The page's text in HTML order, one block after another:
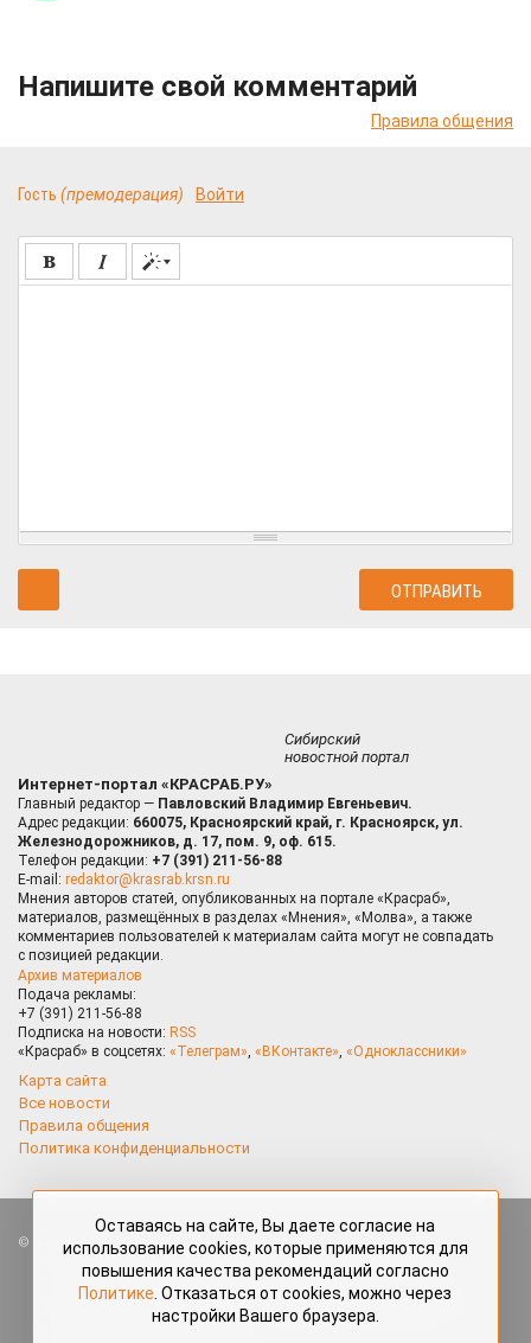
Напишите свой комментарий
Правила общения
Гость (премодерация) Войти
Сибирский
новостной портал
Интернет-портал «КРАСРАБ.РУ»
Главный редактор — Павловский Владимир Евгеньевич.
Адрес редакции: 660075, Красноярский край, г. Красноярск, ул.
Железнодорожников, д. 17, пом. 9, оф. 615.
Телефон редакции: +7 (391) 211-56-88
E-mail: redaktor@krasrab.krsn.ru
Мнения авторов статей, опубликованных на портале «Красраб»,
материалов, размещённых в разделах «Мнения», «Молва», а также
комментариев пользователей к материалам сайта могут не совпадать
с позицией редакции.
Архив материалов
Подача рекламы:
+7 (391) 211-56-88
Подписка на новости: RSS
«Красраб» в соцсетях: «Телеграм», «ВКонтакте», «Одноклассники»
Карта сайта
Все новости
Правила общения
Политика конфиденциальности
Все права защищены. Любые материалы, размещённые на портале
«Красраб.ру» сотрудниками редакции, нештатными авторами
и читателями, являются объектами авторского права. Полное или
частичное использование материалов, размещённых на портале
«Красраб.ру», допускается только с письменного согласия редакции
Оставаясь на сайте, Вы даете согласие на
использование cookies, которые применяются для
повышения качества рекомендаций согласно
Политике . Отказаться от cookies, можно через
настройки Вашего браузера.